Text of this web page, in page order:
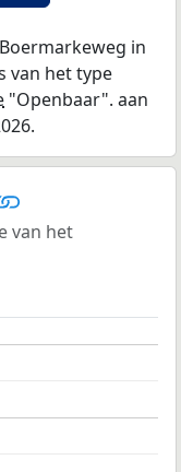
in
van het type
"Openbaar". aan
van het